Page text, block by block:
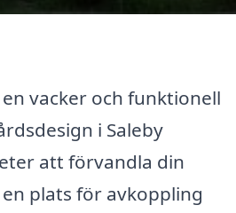
vacker och funktionell
i Saleby
att förvandla din
plats för avkoppling